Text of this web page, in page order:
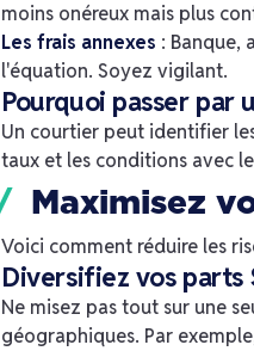
moins onéreux mais plus
Les frais annexes : Banque,
l'équation. Soyez vigilant.
Pourquoi passer par
Un courtier peut identifier
taux et les conditions avec
Maximisez
Voici comment réduire les
Diversifiez vos parts
Ne misez pas tout sur une
géographiques. Par